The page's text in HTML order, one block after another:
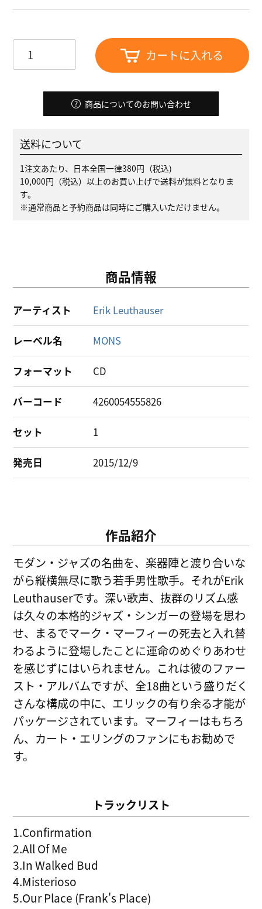
カートに入れる
商品についてのお問い合わせ
送料について
1注文あたり、日本全国一律380円（税込)
10,000円（税込）以上のお買い上げで送料が無料となりま
す。
※通常商品と予約商品は同時にご購入いただけません。
商品情報
アーティスト Erik Leuthauser
レーベル名 MONS
フォーマット CD
バーコード 4260054555826
セット 1
発売日 2015/12/9
作品紹介
モダン・ジャズの名曲を、楽器陣と渡り合いな
がら縦横無尽に歌う若手男性歌手。それがErik
Leuthauserです。深い歌声、抜群のリズム感
は久々の本格的ジャズ・シンガーの登場を思わ
せ、まるでマーク・マーフィーの死去と入れ替
わるように登場したことに運命のめぐりあわせ
を感じずにはいられません。これは彼のファー
スト・アルバムですが、全18曲という盛りだく
さんな構成の中に、エリックの有り余る才能が
パッケージされています。マーフィーはもちろ
ん、カート・エリングのファンにもお勧めで
す。
トラックリスト
1.Confirmation
2.All Of Me
3.In Walked Bud
4.Misterioso
5.Our Place (Frank's Place)